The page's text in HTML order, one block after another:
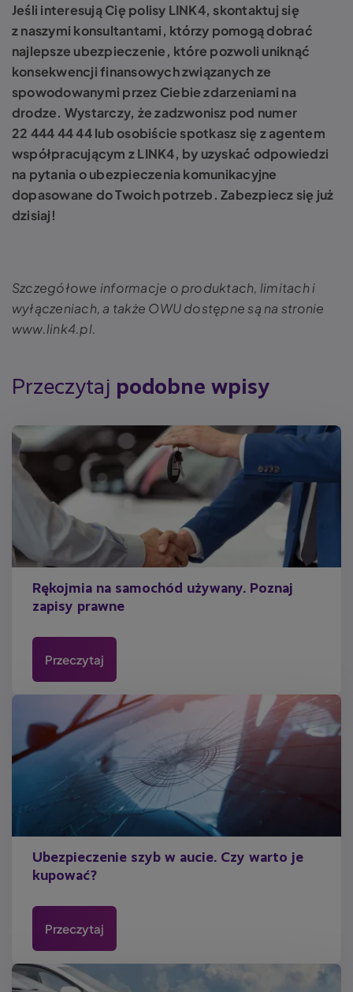
Jeśli interesują Cię polisy LINK4, skontaktuj się
z naszymi konsultantami, którzy pomogą dobrać
najlepsze ubezpieczenie, które pozwoli uniknąć
konsekwencji finansowych związanych ze
spowodowanymi przez Ciebie zdarzeniami na
drodze. Wystarczy, że zadzwonisz pod numer
22 444 44 44 lub osobiście spotkasz się z agentem
współpracującym z LINK4, by uzyskać odpowiedzi
na pytania o ubezpieczenia komunikacyjne
dopasowane do Twoich potrzeb. Zabezpiecz się już
dzisiaj!
Szczegółowe informacje o produktach, limitach i
wyłączeniach, a także OWU dostępne są na stronie
www.link4.pl.
Przeczytaj podobne wpisy
Rękojmia na samochód używany. Poznaj
zapisy prawne
Przeczytaj
Ubezpieczenie szyb w aucie. Czy warto je
kupować?
Przeczytaj